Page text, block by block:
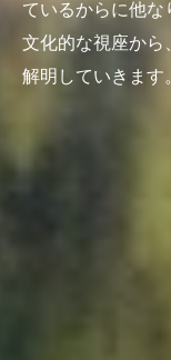
ているからに他な
文化的な視座から
解明していきます